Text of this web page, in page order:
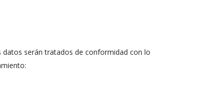
datos serán tratados de conformidad con lo